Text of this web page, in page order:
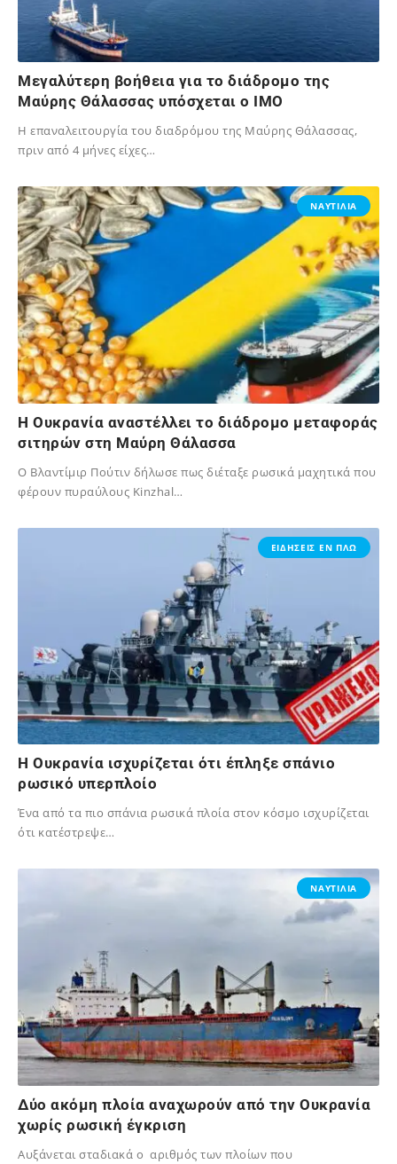
Μεγαλύτερη βοήθεια για το διάδρομο της
Μαύρης Θάλασσας υπόσχεται ο ΙΜΟ
H επαναλειτουργία του διαδρόμου της Μαύρης Θάλασσας,
πριν από 4 μήνες είχες…
ΝΑΥΤΙΛΙΑ
H Ουκρανία αναστέλλει το διάδρομο μεταφοράς
σιτηρών στη Μαύρη Θάλασσα
Ο Βλαντίμιρ Πούτιν δήλωσε πως διέταξε ρωσικά μαχητικά που
φέρουν πυραύλους Kinzhal…
ΕΙΔΗΣΕΙΣ ΕΝ ΠΛΩ
Η Ουκρανία ισχυρίζεται ότι έπληξε σπάνιο
ρωσικό υπερπλοίο
Ένα από τα πιο σπάνια ρωσικά πλοία στον κόσμο ισχυρίζεται
ότι κατέστρεψε…
ΝΑΥΤΙΛΙΑ
Δύο ακόμη πλοία αναχωρούν από την Ουκρανία
χωρίς ρωσική έγκριση
Αυξάνεται σταδιακά ο αριθμός των πλοίων που